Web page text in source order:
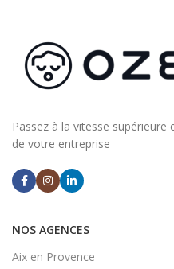
Passez à la vitesse
de votre entreprise
NOS AGENCES
Aix en Provence